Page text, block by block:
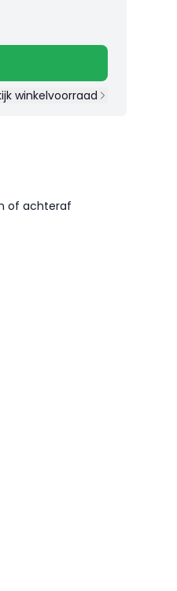
winkelvoorraad
of achteraf